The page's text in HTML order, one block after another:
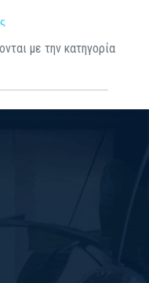
με την κατηγορία